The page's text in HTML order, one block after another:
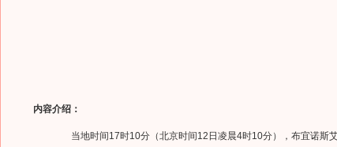
内容介绍：
当地时间17时10分（北京时间12日凌晨4时10分），布宜诺斯